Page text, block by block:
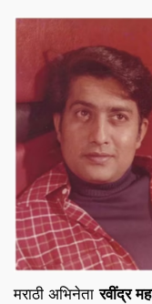
मराठी अभिनेतारवींद्र